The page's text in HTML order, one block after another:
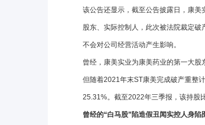
该公告还显示，截至公告披露日，康
股东、实际控制人，此次被法院裁定破
不会对公司经营活动产生影响。
曾经，康美实业为康美药业的第一大
但随着2021年末ST康美完成破产重整
25.31%。截至2022年三季报，该持股
曾经的“白马股”陷造假丑闻实控人身陷